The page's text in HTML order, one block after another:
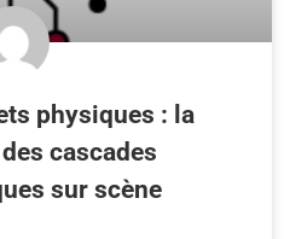
physiques : la
cascades
sur scène